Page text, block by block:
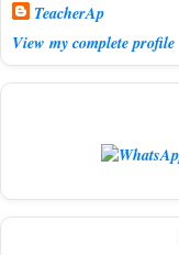
TeacherAp
View my complete profile